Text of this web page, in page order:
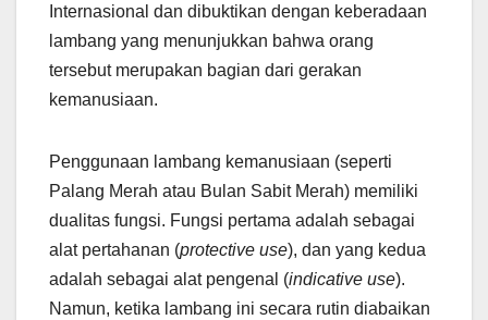
Internasional dan dibuktikan dengan keberadaan
lambang yang menunjukkan bahwa orang
tersebut merupakan bagian dari gerakan
kemanusiaan.
Penggunaan lambang kemanusiaan (seperti
Palang Merah atau Bulan Sabit Merah) memiliki
dualitas fungsi. Fungsi pertama adalah sebagai
alat pertahanan (protective use), dan yang kedua
adalah sebagai alat pengenal (indicative use).
Namun, ketika lambang ini secara rutin diabaikan